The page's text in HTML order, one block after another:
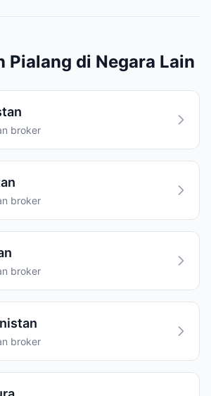
Pialang di Negara Lain
broker
broker
broker
broker